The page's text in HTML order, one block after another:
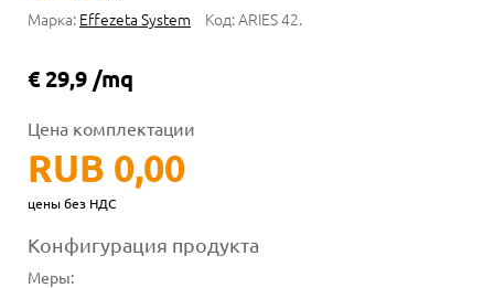
Марка: Effezeta System Код:ARIES 42.
€ 29,9 /mq
Цена комплектации
RUB 0,00
цены без НДС
Конфигурация продукта
Меры: